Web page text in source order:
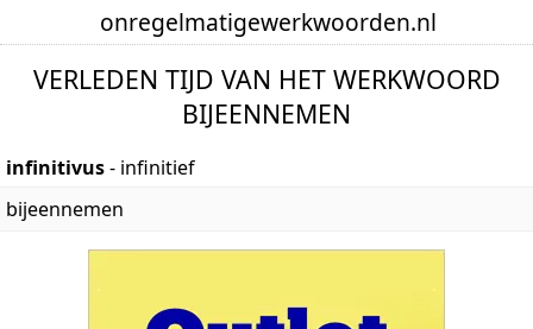
onregelmatigewerkwoorden.nl
VERLEDEN TIJD VAN HET WERKWOORD
BIJEENNEMEN
infinitivus- infinitief
bijeennemen